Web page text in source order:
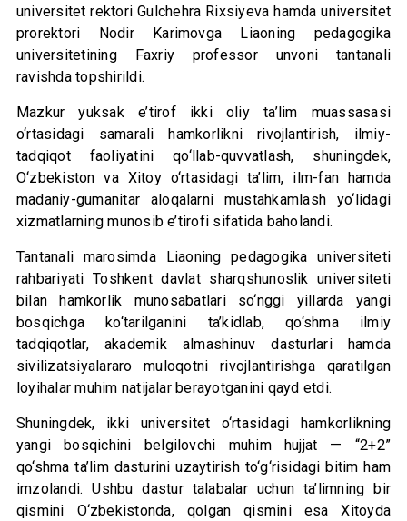
universitet rektori Gulchehra Rixsiyeva hamda universitet
prorektori Nodir Karimovga Liaoning pedagogika
universitetining Faxriy professor unvoni tantanali
ravishda topshirildi.
Mazkur yuksak e’tirof ikki oliy ta’lim muassasasi
o‘rtasidagi samarali hamkorlikni rivojlantirish, ilmiy-
tadqiqot faoliyatini qo‘llab-quvvatlash, shuningdek,
O‘zbekiston va Xitoy o‘rtasidagi ta’lim, ilm-fan hamda
madaniy-gumanitar aloqalarni mustahkamlash yo‘lidagi
xizmatlarning munosib e’tirofi sifatida baholandi.
Tantanali marosimda Liaoning pedagogika universiteti
rahbariyati Toshkent davlat sharqshunoslik universiteti
bilan hamkorlik munosabatlari so‘nggi yillarda yangi
bosqichga ko‘tarilganini ta’kidlab, qo‘shma ilmiy
tadqiqotlar, akademik almashinuv dasturlari hamda
sivilizatsiyalararo muloqotni rivojlantirishga qaratilgan
loyihalar muhim natijalar berayotganini qayd etdi.
Shuningdek, ikki universitet o‘rtasidagi hamkorlikning
yangi bosqichini belgilovchi muhim hujjat — “2+2”
qo‘shma ta’lim dasturini uzaytirish to‘g‘risidagi bitim ham
imzolandi. Ushbu dastur talabalar uchun ta’limning bir
qismini O‘zbekistonda, qolgan qismini esa Xitoyda